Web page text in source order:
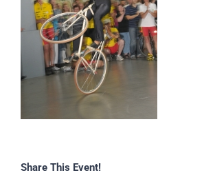
Share This Event!